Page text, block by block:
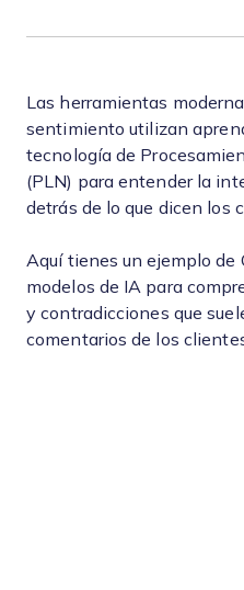
Las herramientas
sentimiento utilizan
tecnología de
(PLN) para entender la
detrás de lo que dicen los
Aquí tienes un ejemplo de
modelos de IA para
y contradicciones que
comentarios de los